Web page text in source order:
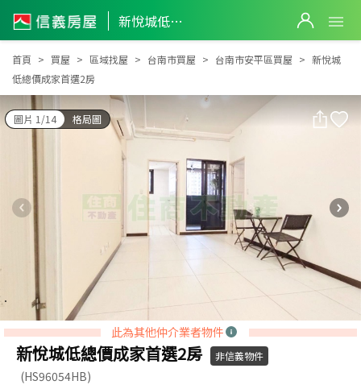
新悅城低總價成家首選2房
新悅城低總價成家首選2房
首頁 買屋 區域找屋 台南市買屋 台南市安平區買屋
新悅城
低總價成家首選2房
圖片 1/14 格局圖
此為其他仲介業者物件
新悅城低總價成家首選2房 非信義物件
(HS96054HB)